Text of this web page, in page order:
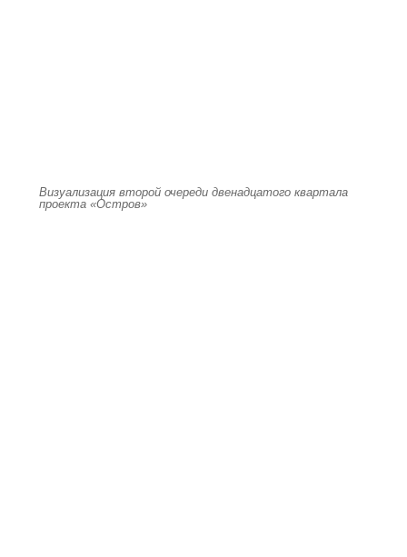
Визуализация второй очереди двенадцатого квартала
проекта «Остров»